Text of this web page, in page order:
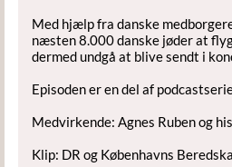
Med hjælp fra danske
næsten 8.000 danske jøder at
dermed undgå at blive sendt i
Episoden er en del af
Medvirkende: Agnes Ruben og
Klip: DR og Københavns